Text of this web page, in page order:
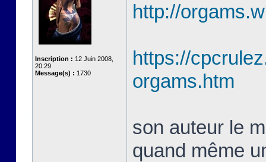
Inscription : 12 Juin 2008,
20:29
Message(s) : 1730
http://
https://
orgams.htm
son auteur le
quand même